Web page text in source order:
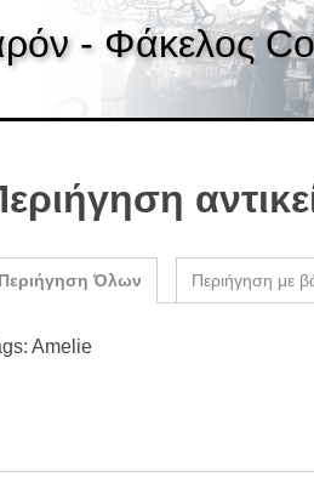
- Φάκελος
Περιήγηση Όλων Περιήγηση με
Amelie